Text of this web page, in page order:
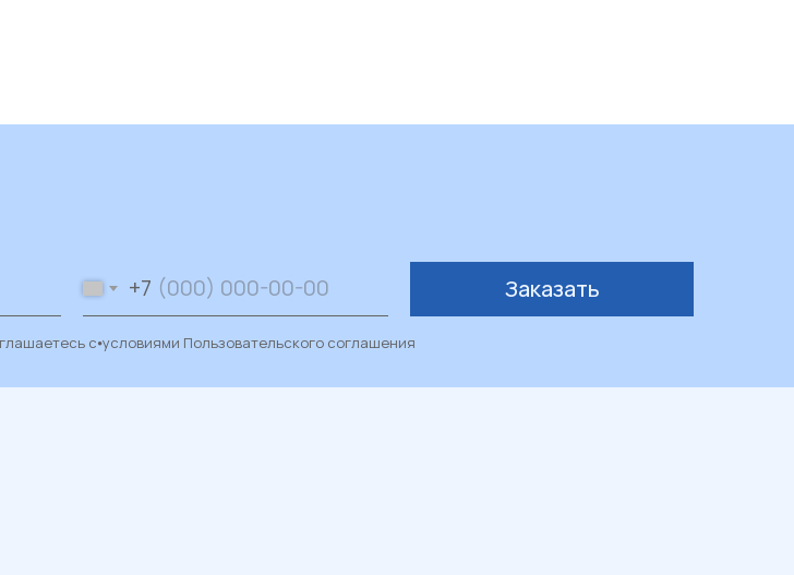
+7 Заказать
с⦁условиями Пользовательского соглашения